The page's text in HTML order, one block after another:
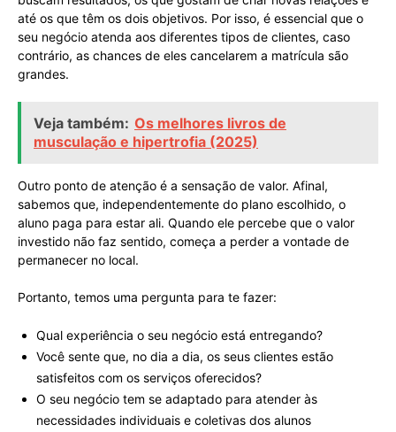
até os que têm os dois objetivos. Por isso, é essencial que o
seu negócio atenda aos diferentes tipos de clientes, caso
contrário, as chances de eles cancelarem a matrícula são
grandes.
Veja também: Os melhores livros de
musculação e hipertrofia (2025)
Outro ponto de atenção é a sensação de valor. Afinal,
sabemos que, independentemente do plano escolhido, o
aluno paga para estar ali. Quando ele percebe que o valor
investido não faz sentido, começa a perder a vontade de
permanecer no local.
Portanto, temos uma pergunta para te fazer:
Qual experiência o seu negócio está entregando?
Você sente que, no dia a dia, os seus clientes estão
satisfeitos com os serviços oferecidos?
O seu negócio tem se adaptado para atender às
necessidades individuais e coletivas dos alunos